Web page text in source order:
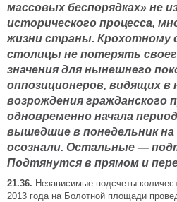
массовых беспорядках» не
исторического процесса,
жизни страны. Крохотному
столицы не потерять
значения для нынешнего
оппозиционеров, видящих в
возрождения гражданского
одновременно начала
вышедшие в понедельник
осознали. Остальные —
Подтянутся в прямом и
21.36. Независимые подсчеты
2013 года на Болотной площади